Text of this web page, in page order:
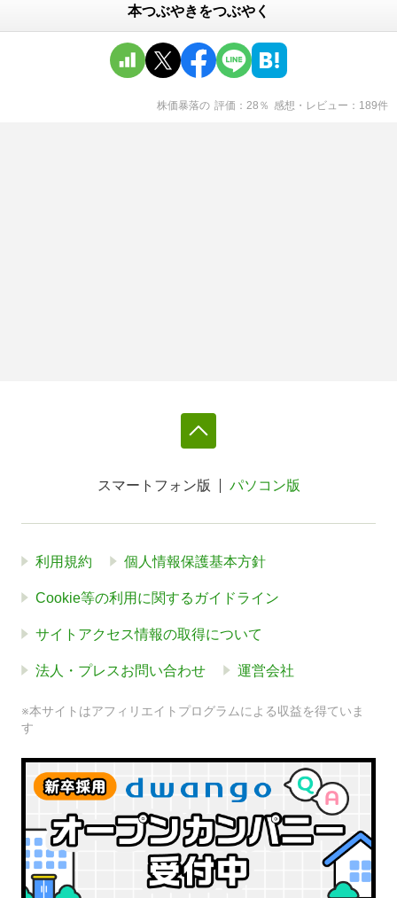
本つぶやきをつぶやく
株価暴落の 評価 28 ％ 感想・レビュー 189件
スマートフォン版 パソコン版
利用規約 個人情報保護基本方針
Cookie等の利用に関するガイドライン
サイトアクセス情報の取得について
法人・プレスお問い合わせ 運営会社
※本サイトはアフィリエイトプログラムによる収益を得ていま
す